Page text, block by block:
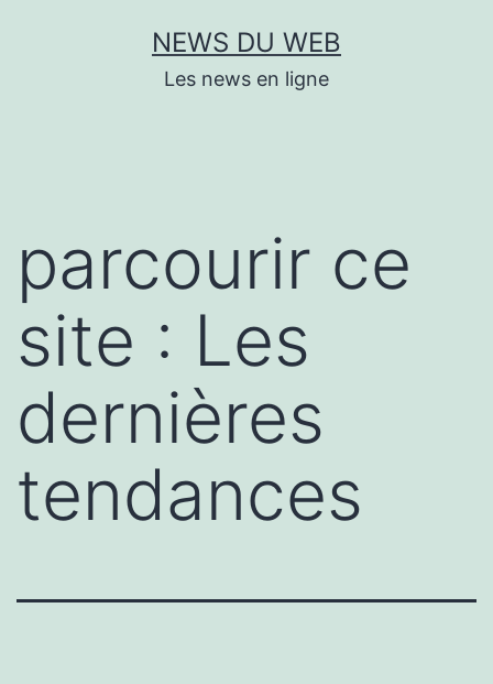
NEWS DU WEB
Les news en ligne
parcourir ce
site : Les
dernières
tendances